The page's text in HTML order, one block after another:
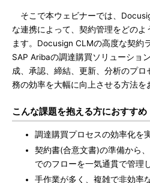
そこで本ウェビナーでは、
な連携によって、契約管理をどの
ます。Docusign CLMの高度な契約
SAP Aribaの調達購買ソリューショ
成、承認、締結、更新、分析のプ
務の効率を大幅に向上させる方法を
こんな課題を抱える方におすすめ
調達購買プロセスの効率化を
契約書(合意文書)の準備から
でのフローを一気通貫で管理
手作業が多く、複雑で非効率